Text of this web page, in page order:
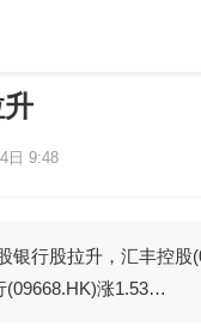
日 9:48
银行股拉升，汇丰控股
(09668.HK)涨1.53…